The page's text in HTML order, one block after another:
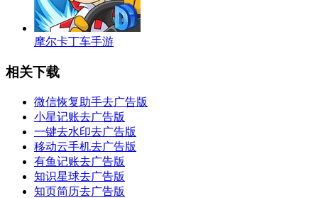
摩尔卡丁车手游
相关下载
微信恢复助手去广告版
小星记账去广告版
一键去水印去广告版
移动云手机去广告版
有鱼记账去广告版
知识星球去广告版
知页简历去广告版